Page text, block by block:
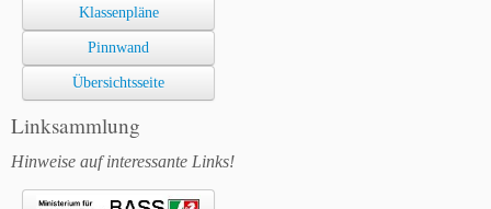
Klassenpläne
Pinnwand
Übersichtsseite
Linksammlung
Hinweise auf interessante Links!